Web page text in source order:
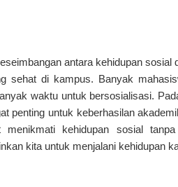
antara kehidupan
sehat di kampus. Banyak
waktu untuk bersosialisasi.
penting untuk keberhasilan
menikmati kehidupan sosial
kita untuk menjalani kehidupan